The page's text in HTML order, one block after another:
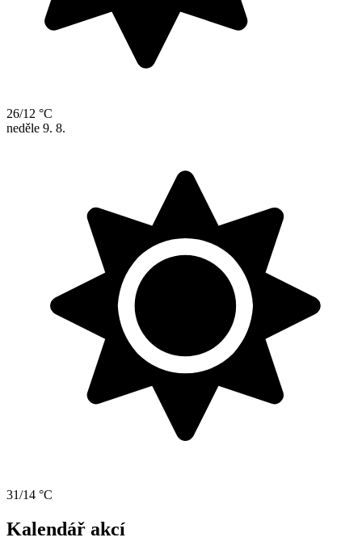
26/12 °C
neděle 9. 8.
31/14 °C
Kalendář akcí